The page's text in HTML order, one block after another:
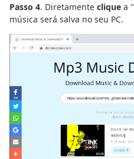
Passo 4. Diretamente clique a "
música será salva no seu PC.